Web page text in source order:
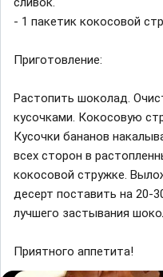
- 1 пакетик кокосовой
Приготовление:
Растопить шоколад.
кусочками. Кокосовую
Кусочки бананов
всех сторон в
кокосовой стружке.
десерт поставить на 20-
лучшего застывания
Приятного аппетита!